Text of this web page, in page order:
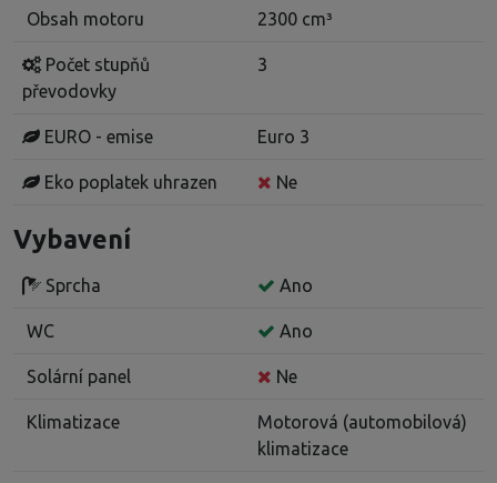
Obsah motoru 2300 cm³
Počet stupňů
převodovky
3
EURO - emise Euro 3
Eko poplatek uhrazen Ne
Vybavení
Sprcha Ano
WC Ano
Solární panel Ne
Klimatizace
Motorová (automobilová)
klimatizace